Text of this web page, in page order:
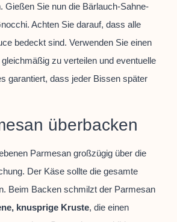
Gießen Sie nun die Bärlauch-Sahne-
Achten Sie darauf, dass alle
bedeckt sind. Verwenden Sie einen
zu verteilen und eventuelle
garantiert, dass jeder Bissen später
überbacken
Parmesan großzügig über die
Der Käse sollte die gesamte
Beim Backen schmilzt der Parmesan
knusprige Kruste, die einen